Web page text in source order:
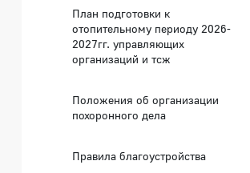
План подготовки к
отопительному периоду 2026-
2027гг. управляющих
организаций и тсж
Положения об организации
похоронного дела
Правила благоустройства